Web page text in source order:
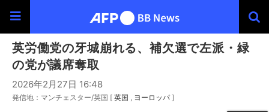
英労働党の牙城崩れる、補欠選で左派・緑
の党が議席奪取
2026年2月27日 16:48
発信地：マンチェスター/英国 [ 英国 ヨーロッパ ]